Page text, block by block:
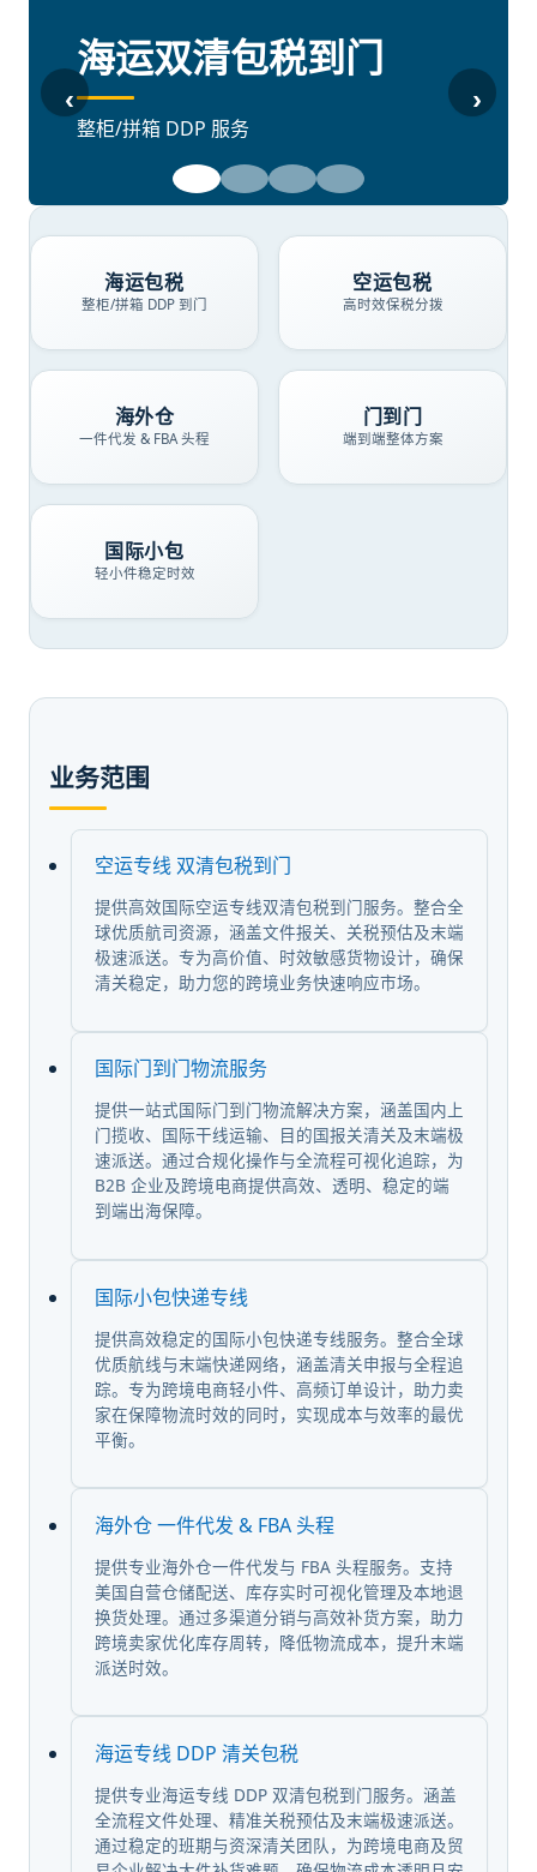
海运双清包税到门
整柜/拼箱 DDP 服务
空运双清包税到门
高时效保税仓分拨
‹ ›
海运包税
整柜/拼箱 DDP 到门
空运包税
高时效保税分拨
海外仓
一件代发 & FBA 头程
门到门
端到端整体方案
国际小包
轻小件稳定时效
业务范围
空运专线 双清包税到门
提供高效国际空运专线双清包税到门服务。整合全
球优质航司资源，涵盖文件报关、关税预估及末端
极速派送。专为高价值、时效敏感货物设计，确保
清关稳定，助力您的跨境业务快速响应市场。
国际门到门物流服务
提供一站式国际门到门物流解决方案，涵盖国内上
门揽收、国际干线运输、目的国报关清关及末端极
速派送。通过合规化操作与全流程可视化追踪，为
B2B 企业及跨境电商提供高效、透明、稳定的端
到端出海保障。
国际小包快递专线
提供高效稳定的国际小包快递专线服务。整合全球
优质航线与末端快递网络，涵盖清关申报与全程追
踪。专为跨境电商轻小件、高频订单设计，助力卖
家在保障物流时效的同时，实现成本与效率的最优
平衡。
海外仓 一件代发 & FBA 头程
提供专业海外仓一件代发与 FBA 头程服务。支持
美国自营仓储配送、库存实时可视化管理及本地退
换货处理。通过多渠道分销与高效补货方案，助力
跨境卖家优化库存周转，降低物流成本，提升末端
派送时效。
海运专线 DDP 清关包税
提供专业海运专线 DDP 双清包税到门服务。涵盖
全流程文件处理、精准关税预估及末端极速派送。
通过稳定的班期与资深清关团队，为跨境电商及贸